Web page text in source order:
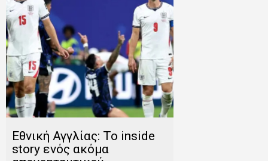
Εθνική Αγγλίας: Το inside
story ενός ακόμα